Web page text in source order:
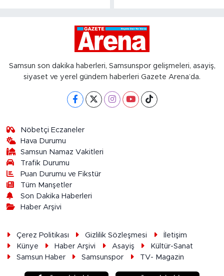
Samsun son dakika haberleri, Samsunspor gelişmeleri, asayiş,
siyaset ve yerel gündem haberleri Gazete Arena’da.
Nöbetçi Eczaneler
Hava Durumu
Samsun Namaz Vakitleri
Trafik Durumu
Puan Durumu ve Fikstür
Tüm Manşetler
Son Dakika Haberleri
Haber Arşivi
Çerez Politikası Gizlilik Sözleşmesi
İletişim
Künye
Haber Arşivi Asayiş
Kültür-Sanat
Samsun Haber
Samsunspor TV- Magazin